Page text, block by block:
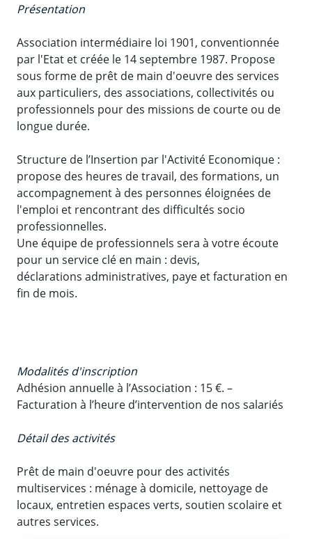
Présentation
Association intermédiaire loi 1901, conventionnée
par l'Etat et créée le 14 septembre 1987. Propose
sous forme de prêt de main d'oeuvre des services
aux particuliers, des associations, collectivités ou
professionnels pour des missions de courte ou de
longue durée.
Structure de l’Insertion par l'Activité Economique :
propose des heures de travail, des formations, un
accompagnement à des personnes éloignées de
l'emploi et rencontrant des difficultés socio
professionnelles.
Une équipe de professionnels sera à votre écoute
pour un service clé en main : devis,
déclarations administratives, paye et facturation en
fin de mois.
Modalités d'inscription
Adhésion annuelle à l’Association : 15 €. –
Facturation à l’heure d’intervention de nos salariés
Détail des activités
Prêt de main d'oeuvre pour des activités
multiservices : ménage à domicile, nettoyage de
locaux, entretien espaces verts, soutien scolaire et
autres services.